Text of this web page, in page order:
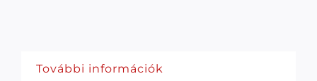
További információk